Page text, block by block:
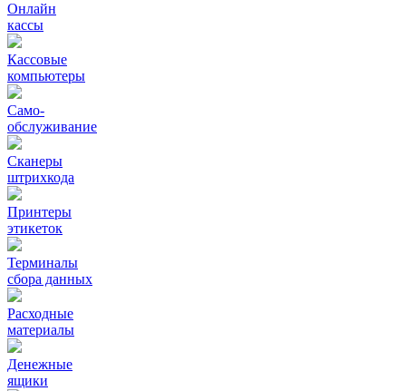
Онлайн
кассы
Кассовые
компьютеры
Само-
обслуживание
Сканеры
штрихкода
Принтеры
этикеток
Терминалы
сбора данных
Расходные
материалы
Денежные
ящики